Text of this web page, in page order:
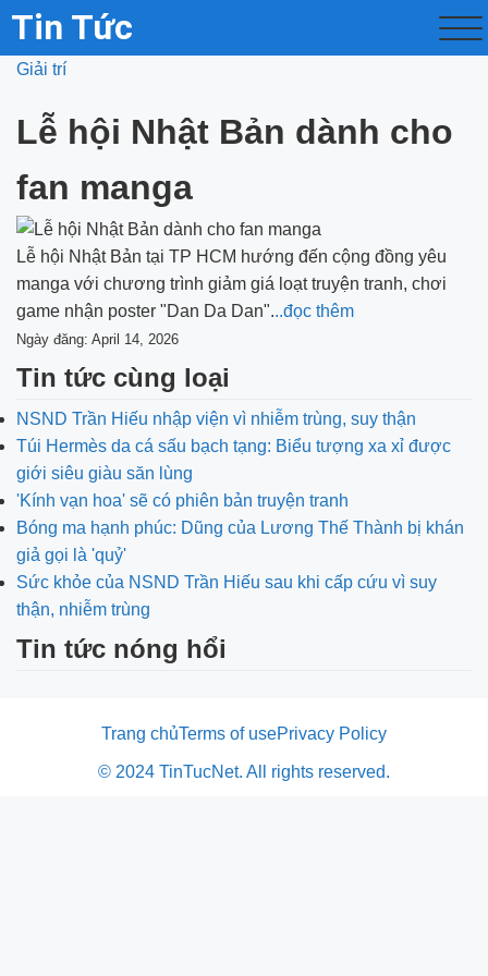
Tin Tức
Giải trí
Lễ hội Nhật Bản dành cho
fan manga
Lễ hội Nhật Bản tại TP HCM hướng đến cộng đồng yêu
manga với chương trình giảm giá loạt truyện tranh, chơi
game nhận poster "Dan Da Dan"...đọc thêm
Ngày đăng: April 14, 2026
Tin tức cùng loại
NSND Trần Hiếu nhập viện vì nhiễm trùng, suy thận
Túi Hermès da cá sấu bạch tạng: Biểu tượng xa xỉ được
giới siêu giàu săn lùng
'Kính vạn hoa' sẽ có phiên bản truyện tranh
Bóng ma hạnh phúc: Dũng của Lương Thế Thành bị khán
giả gọi là 'quỷ'
Sức khỏe của NSND Trần Hiếu sau khi cấp cứu vì suy
thận, nhiễm trùng
Tin tức nóng hổi
Trang chủTerms of usePrivacy Policy
© 2024 TinTucNet. All rights reserved.